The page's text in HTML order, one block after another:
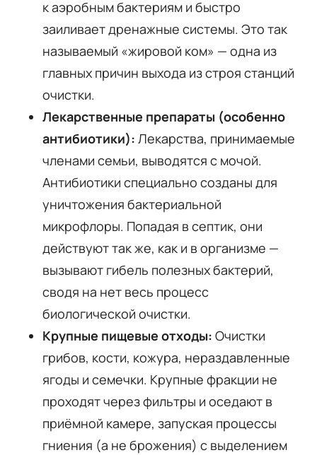
к аэробным бактериям и быстро
заиливает дренажные системы. Это так
называемый «жировой ком» — одна из
главных причин выхода из строя станций
очистки.
Лекарственные препараты (особенно
антибиотики): Лекарства, принимаемые
членами семьи, выводятся с мочой.
Антибиотики специально созданы для
уничтожения бактериальной
микрофлоры. Попадая в септик, они
действуют так же, как и в организме —
вызывают гибель полезных бактерий,
сводя на нет весь процесс
биологической очистки.
Крупные пищевые отходы: Очистки
грибов, кости, кожура, нераздавленные
ягоды и семечки. Крупные фракции не
проходят через фильтры и оседают в
приёмной камере, запуская процессы
гниения (а не брожения) с выделением